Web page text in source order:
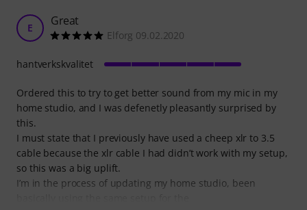
E Great
Elforg 09.02.2020
Ordered this to try to get better sound from my mic in my
home studio, and I was defenetly pleasantly surprised by
this.
I must state that I previously have used a cheep xlr to 3.5
cable because the xlr cable I had didn’t work with my setup,
so this was a big uplift.
I’m in the process of updating my home studio, been
hantverkskvalitet